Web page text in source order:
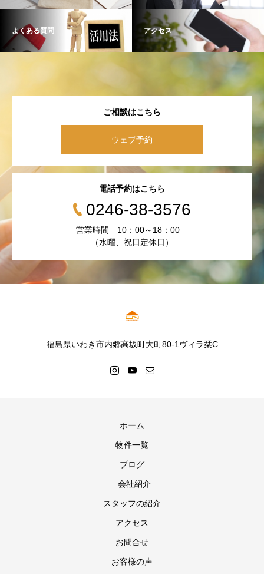
よくある質問 アクセス
ご相談はこちら
ウェブ予約
電話予約はこちら
0246-38-3576
営業時間 10：00～18：00
（水曜、祝日定休日）
福島県いわき市内郷高坂町大町80-1ヴィラ栞C
ホーム
物件一覧
ブログ
会社紹介
スタッフの紹介
アクセス
お問合せ
お客様の声